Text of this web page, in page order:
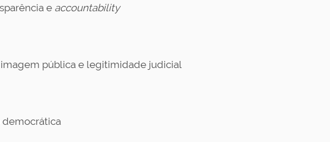
e accountability
pública e legitimidade judicial
democrática